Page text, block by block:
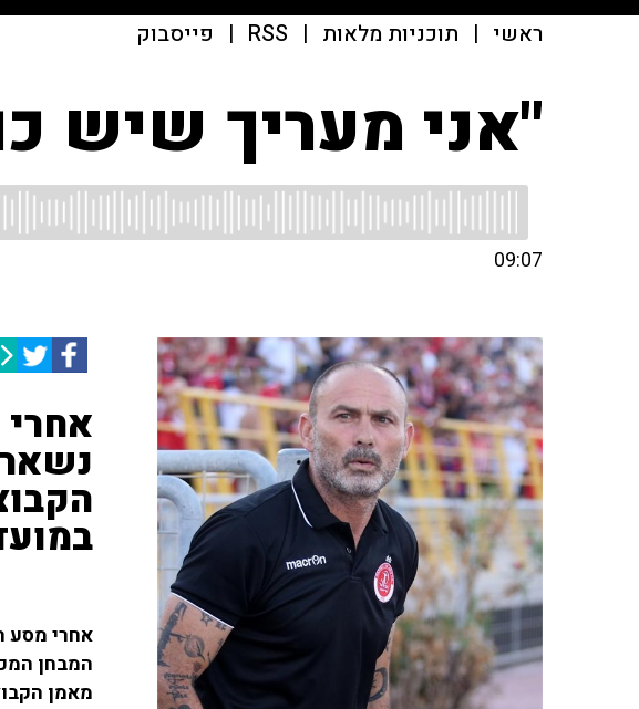
ראשי | תוכניות מלאות |
RSS
| פייסבוק
"אני מעריך שיש
09:07
המבחן
מאמן